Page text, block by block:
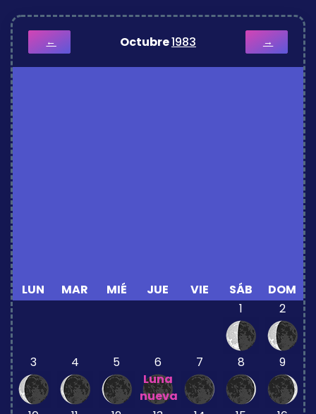
← Octubre1983 →
LUN MAR MIÉ JUE VIE SÁB
DOM
1
2
3 4 5
6
Luna
nueva
7 8 9